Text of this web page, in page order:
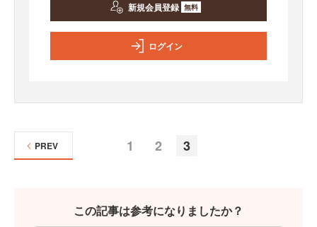
新規会員登録 無料
ログイン
1 2 3
PREV
この記事は参考になりましたか？